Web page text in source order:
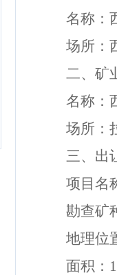
名称：
场所：
二、矿
名称：
场所：
三、出
项目名
勘查矿
地理位
面积 ：